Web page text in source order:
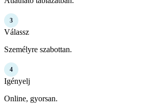
3
Válassz
Személyre szabottan.
4
Igényelj
Online, gyorsan.